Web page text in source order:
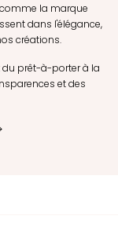
comme la marque
dans l'élégance,
créations.
du prêt-à-porter à la
et des